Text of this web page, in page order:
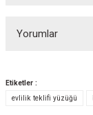
Yorumlar
Etiketler :
evlilik teklifi yüzüğü